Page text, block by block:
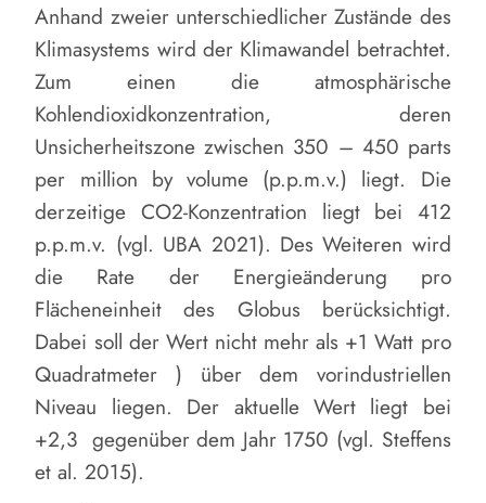
Anhand zweier unterschiedlicher Zustände des
Klimasystems wird der Klimawandel betrachtet.
Zum einen die atmosphärische
Kohlendioxidkonzentration, deren
Unsicherheitszone zwischen 350 – 450 parts
per million by volume (p.p.m.v.) liegt. Die
derzeitige CO2-Konzentration liegt bei 412
p.p.m.v. (vgl. UBA 2021). Des Weiteren wird
die Rate der Energieänderung pro
Flächeneinheit des Globus berücksichtigt.
Dabei soll der Wert nicht mehr als +1 Watt pro
Quadratmeter ) über dem vorindustriellen
Niveau liegen. Der aktuelle Wert liegt bei
+2,3 gegenüber dem Jahr 1750 (vgl. Steffens
et al. 2015).